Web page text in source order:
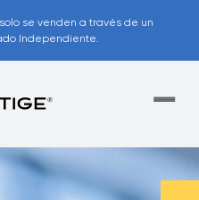
se venden a través de un
Independiente.